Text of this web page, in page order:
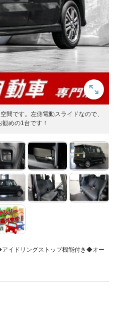
です。左側電動スライドなので、
めの1台です！
イドリングストップ機能付き◆オー